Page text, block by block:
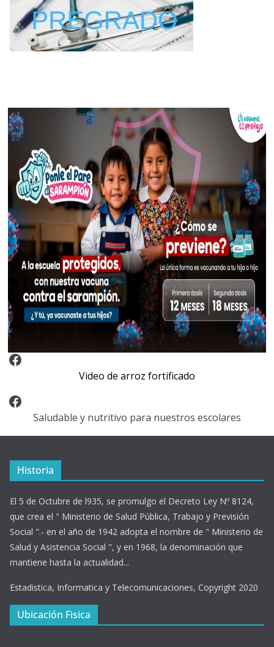
Video Arroz Fortificado
Video de arroz fortificado
Facebook
Saludable y nutritivo para nuestros escolares
Historia
El 5 de Octubre de l935, se promulgo el Decreto Ley Nº 8124,
que crea el " Ministerio de Salud Pública, Trabajo y Previsión
Social ".- en el año de 1942 adopta el nombre de " Ministerio de
Salud y Asistencia Social ", y en 1968, la denominación que
mantiene hasta la actualidad...
Estadistica, Informatica y Telecomunicaciones, Copyright 2020
Ubicación Fisica